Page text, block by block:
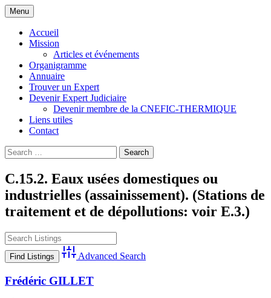
Skip
to
content
CNEFIC-THERMIQUE
Thermique Climatique et Frigorifique
Menu
Accueil
Mission
Articles et événements
Organigramme
Annuaire
Trouver un Expert
Devenir Expert Judiciaire
Devenir membre de la CNEFIC-THERMIQUE
Liens utiles
Contact
Search
for:
C.15.2. Eaux usées domestiques ou
industrielles (assainissement). (Stations de
traitement et de dépollutions: voir E.3.)
Advanced Search
Frédéric GILLET